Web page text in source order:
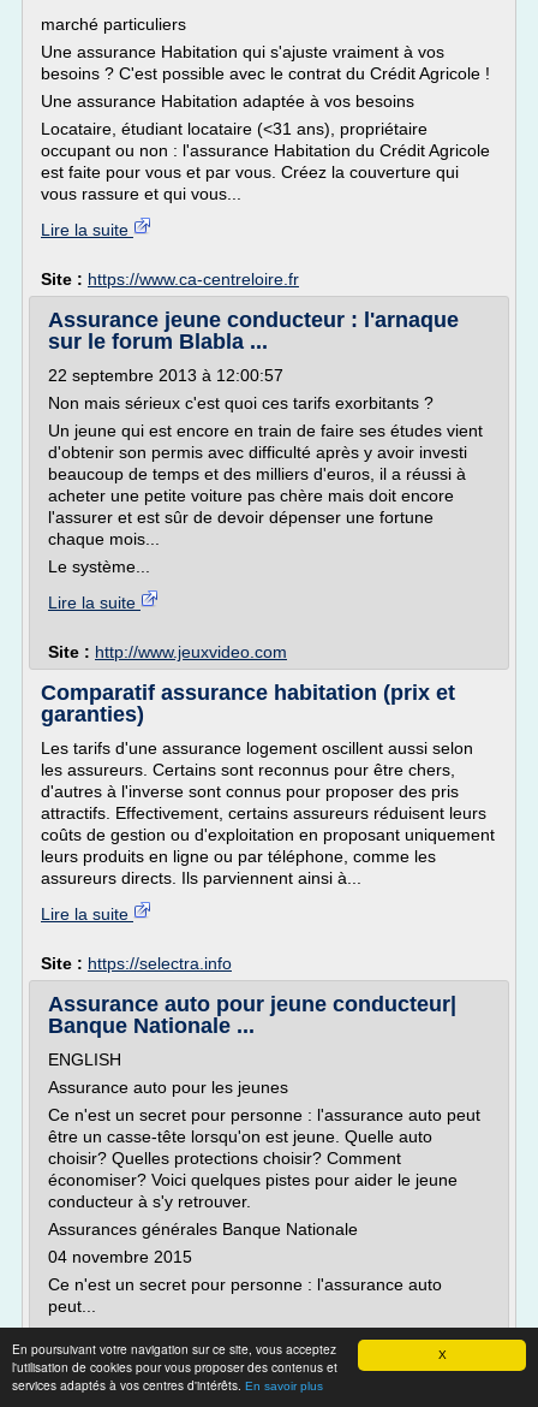
X
En poursuivant votre navigation sur ce site, vous acceptez
l'utilisation de cookies pour vous proposer des contenus et
services adaptés à vos centres d'intérêts. En savoir plus
marché particuliers
Une assurance Habitation qui s'ajuste vraiment à vos
besoins ? C'est possible avec le contrat du Crédit Agricole !
Une assurance Habitation adaptée à vos besoins
Locataire, étudiant locataire (<31 ans), propriétaire
occupant ou non : l'assurance Habitation du Crédit Agricole
est faite pour vous et par vous. Créez la couverture qui
vous rassure et qui vous...
Lire la suite
Site : https://www.ca-centreloire.fr
Assurance jeune conducteur : l'arnaque
sur le forum Blabla ...
22 septembre 2013 à 12:00:57
Non mais sérieux c'est quoi ces tarifs exorbitants ?
Un jeune qui est encore en train de faire ses études vient
d'obtenir son permis avec difficulté après y avoir investi
beaucoup de temps et des milliers d'euros, il a réussi à
acheter une petite voiture pas chère mais doit encore
l'assurer et est sûr de devoir dépenser une fortune
chaque mois...
Le système...
Lire la suite
Site : http://www.jeuxvideo.com
Comparatif assurance habitation (prix et
garanties)
Les tarifs d'une assurance logement oscillent aussi selon
les assureurs. Certains sont reconnus pour être chers,
d'autres à l'inverse sont connus pour proposer des pris
attractifs. Effectivement, certains assureurs réduisent leurs
coûts de gestion ou d'exploitation en proposant uniquement
leurs produits en ligne ou par téléphone, comme les
assureurs directs. Ils parviennent ainsi à...
Lire la suite
Site : https://selectra.info
Assurance auto pour jeune conducteur|
Banque Nationale ...
ENGLISH
Assurance auto pour les jeunes
Ce n'est un secret pour personne : l'assurance auto peut
être un casse-tête lorsqu'on est jeune. Quelle auto
choisir? Quelles protections choisir? Comment
économiser? Voici quelques pistes pour aider le jeune
conducteur à s'y retrouver.
Assurances générales Banque Nationale
04 novembre 2015
Ce n'est un secret pour personne : l'assurance auto
peut...
Lire la suite
Date:2016-01-14 19:38:22
Site :https://www.assurances-bnc.ca